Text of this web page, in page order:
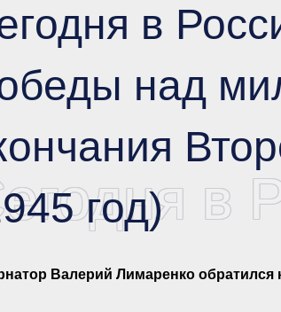
в
над
год)
в
Валерий Лимаренко